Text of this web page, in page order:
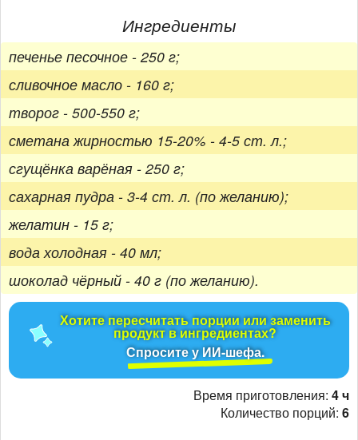
Ингредиенты
печенье песочное - 250 г;
сливочное масло - 160 г;
творог - 500-550 г;
сметана жирностью 15-20% - 4-5 ст. л.;
сгущёнка варёная - 250 г;
сахарная пудра - 3-4 ст. л. (по желанию);
желатин - 15 г;
вода холодная - 40 мл;
шоколад чёрный - 40 г (по желанию).
Хотите пересчитать порции или заменить
продукт в ингредиентах?
Спросите у ИИ-шефа.
Время приготовления: 4 ч
Количество порций: 6